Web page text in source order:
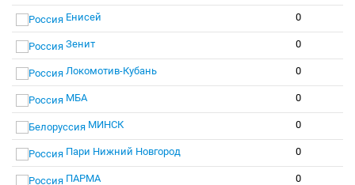
Енисей 0
Зенит 0
Локомотив-Кубань 0
МБА 0
МИНСК 0
Пари Нижний Новгород 0
ПАРМА 0